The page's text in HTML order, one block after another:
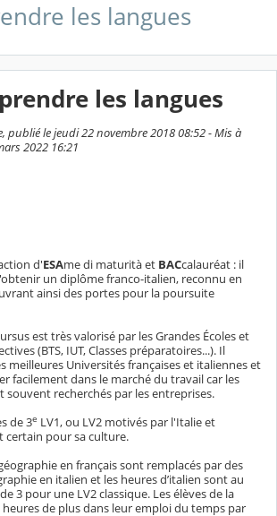
les langues
les langues
publié le jeudi 22 novembre 2018 08:52 - Mis à
2022 16:21
d'ESAme di maturità et BACcalauréat : il
un diplôme franco-italien, reconnu en
ainsi des portes pour la poursuite
est très valorisé par les Grandes Écoles et
(BTS, IUT, Classes préparatoires...). Il
meilleures Universités françaises et italiennes et
facilement dans le marché du travail car les
recherchés par les entreprises.
de 3e LV1, ou LV2 motivés par l'Italie et
pour sa culture.
en français sont remplacés par des
en italien et les heures d’italien sont au
3 pour une LV2 classique. Les élèves de la
heures de plus dans leur emploi du temps par